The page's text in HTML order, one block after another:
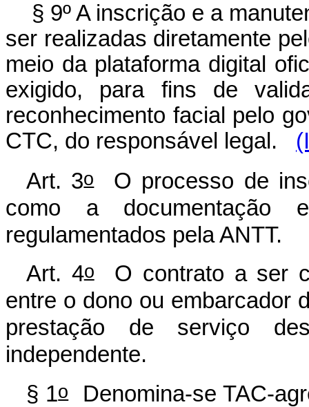
§ 9º A inscrição e a
ser realizadas diretamente
meio da plataforma digital
exigido, para fins de
reconhecimento facial pelo
CTC, do responsável legal.
Art. 3oO processo de
como a documentação
regulamentados pela ANTT.
Art. 4oO contrato a ser
entre o dono ou embarcador
prestação de serviço
independente.
§ 1oDenomina-se TAC-